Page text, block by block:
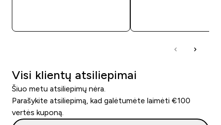
Visi klientų atsiliepimai
Šiuo metu atsiliepimų nėra.
Parašykite atsiliepimą, kad galėtumėte laimėti €100
vertės kuponą.